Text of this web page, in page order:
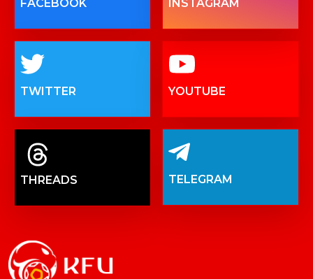
FACEBOOK INSTAGRAM
TWITTER YOUTUBE
THREADS TELEGRAM